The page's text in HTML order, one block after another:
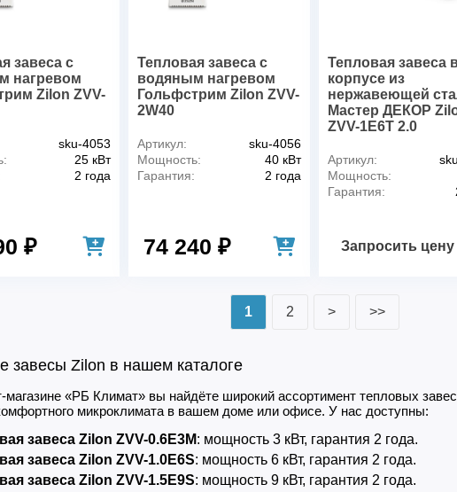
завеса c
нагревом
Zilon ZVV-
sku-4053
25 кВт
2 года
₽
Тепловая завеса c
водяным нагревом
Гольфстрим Zilon ZVV-
2W40
Артикул:
sku-4056
Мощность:
40 кВт
Гарантия:
2 года
74 240 ₽
Тепловая завеса
корпусе из
нержавеющей
Мастер ДЕКОР
ZVV-1E6T 2.0
Артикул:
Мощность:
Гарантия:
Запросить цену
1 2 > >>
завесы Zilon в нашем каталоге
магазине «РБ Климат» вы найдёте широкий ассортимент тепловых
микроклимата в вашем доме или офисе. У нас доступны:
завеса Zilon ZVV-0.6E3M: мощность 3 кВт, гарантия 2 года.
завеса Zilon ZVV-1.0E6S: мощность 6 кВт, гарантия 2 года.
завеса Zilon ZVV-1.5E9S: мощность 9 кВт, гарантия 2 года.